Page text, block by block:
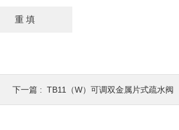
下一篇 : TB11（W）可调双金属片式疏水阀